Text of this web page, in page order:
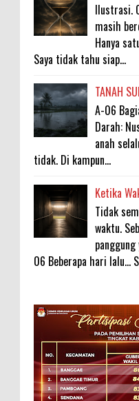
Ilustrasi.
masih
Hanya
Saya tidak tahu siap...
TANAH
A-06
Darah:
anah
tidak. Di kampun...
Ketika
Tidak
waktu.
06 Beberapa hari lalu...